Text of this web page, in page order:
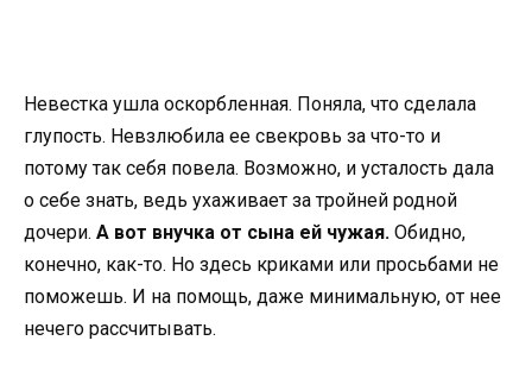
Невестка ушла оскорбленная. Поняла, что сделала
глупость. Невзлюбила ее свекровь за что-то и
потому так себя повела. Возможно, и усталость дала
о себе знать, ведь ухаживает за тройней родной
дочери. А вот внучка от сына ей чужая. Обидно,
конечно, как-то. Но здесь криками или просьбами не
поможешь. И на помощь, даже минимальную, от нее
нечего рассчитывать.